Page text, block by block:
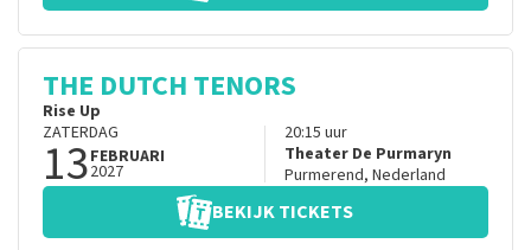
THE DUTCH TENORS
Rise Up
ZATERDAG
13FEBRUARI
2027
20:15 uur
Theater De Purmaryn
Purmerend, Nederland
BEKIJK TICKETS